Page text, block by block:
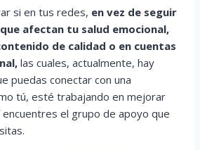
si en tus redes, en vez de seguir
afectan tu salud emocional,
de calidad o en cuentas
las cuales, actualmente, hay
puedas conectar con una
tú, esté trabajando en mejorar
el grupo de apoyo que